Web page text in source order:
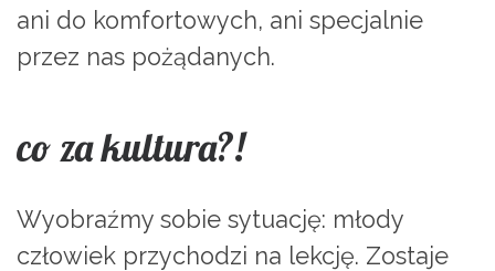
ani do komfortowych, ani specjalnie
przez nas pożądanych.
co za kultura?!
Wyobraźmy sobie sytuację: młody
człowiek przychodzi na lekcję. Zostaje